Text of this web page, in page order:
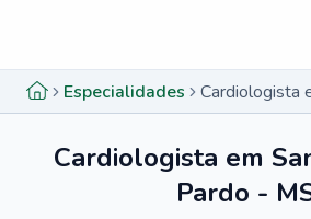
Especialidades
Cardiologista em
Pardo -